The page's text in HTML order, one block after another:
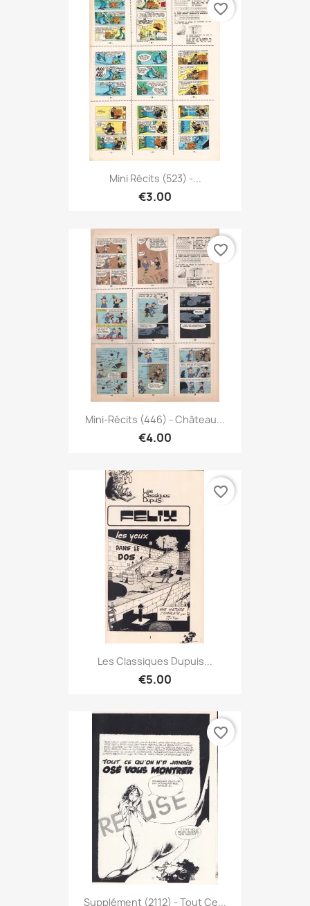
Mini Récits (523) -...
€3.00
favorite_border
Mini-Récits (446) - Château...
€4.00
favorite_border
Les Classiques Dupuis...
€5.00
favorite_border
Supplément (2112) - Tout Ce...
favorite_border